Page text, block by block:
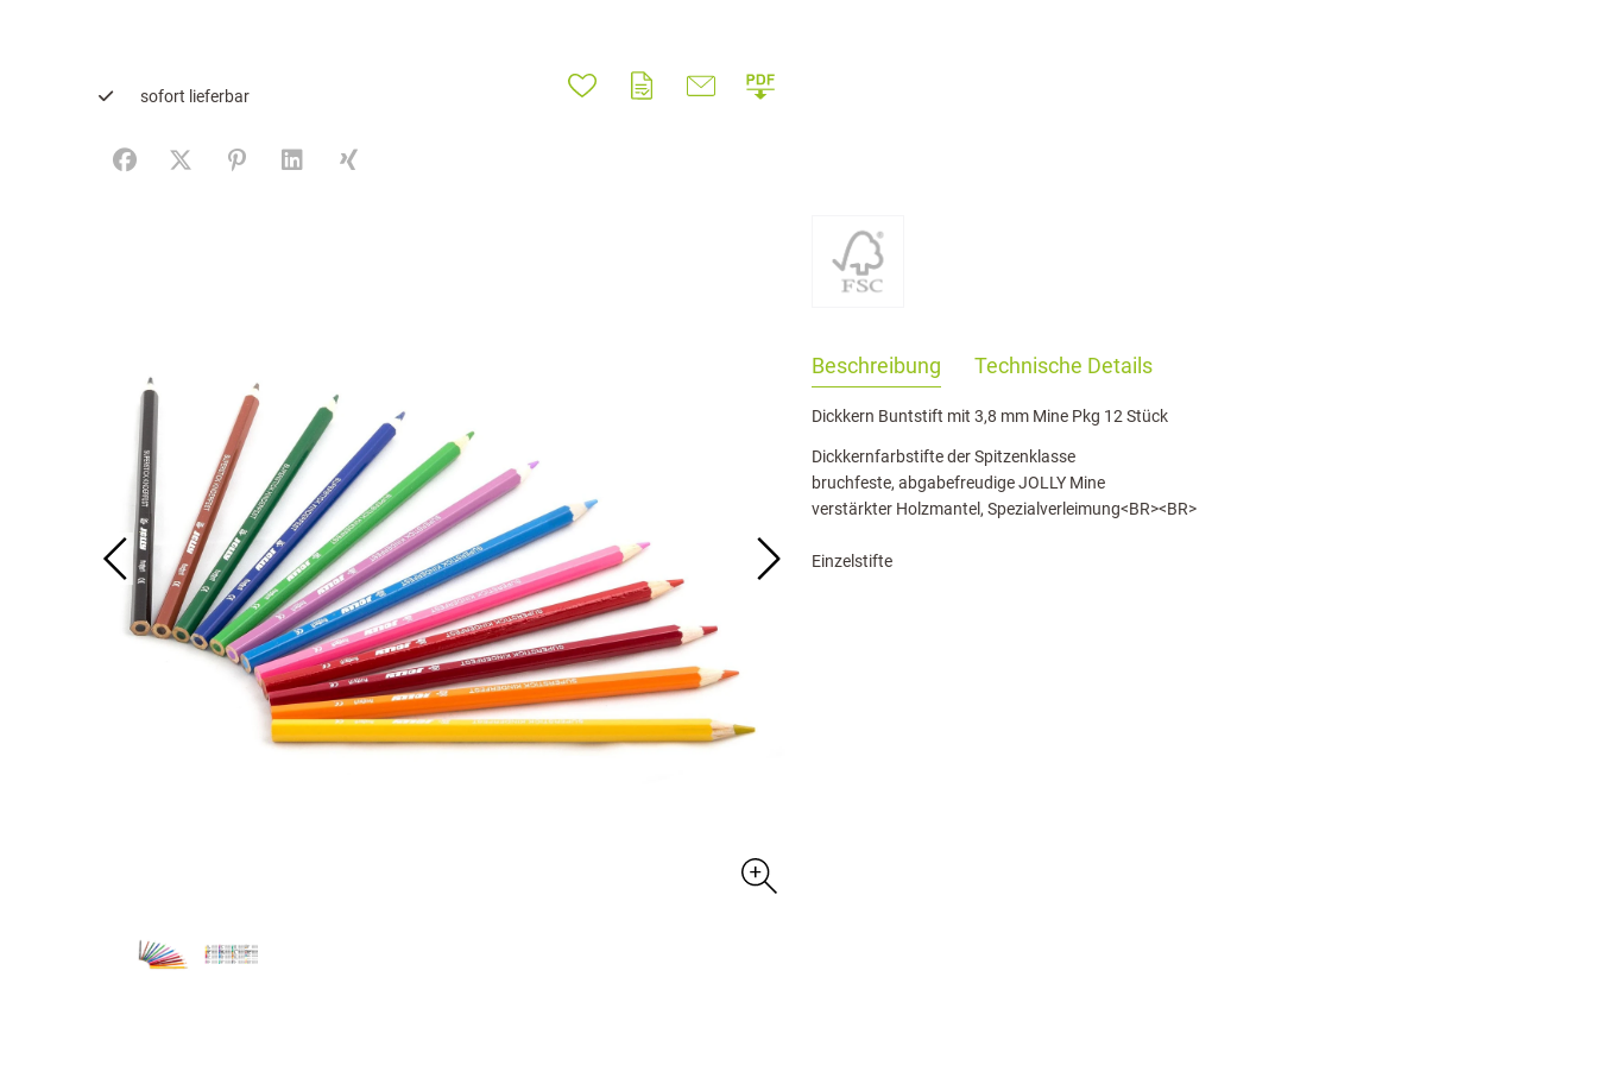
sofort lieferbar
FacebookX (#[creator\plugin\share\core\structs\SocialSharingServiceSettings]:formaly_twitter#)
PinterestLinkedInXing
Beschreibung Technische Details
Dickkern Buntstift mit 3,8 mm Mine Pkg 12 Stück
Dickkernfarbstifte der Spitzenklasse
bruchfeste, abgabefreudige JOLLY Mine
verstärkter Holzmantel, Spezialverleimung<BR><BR>
Einzelstifte